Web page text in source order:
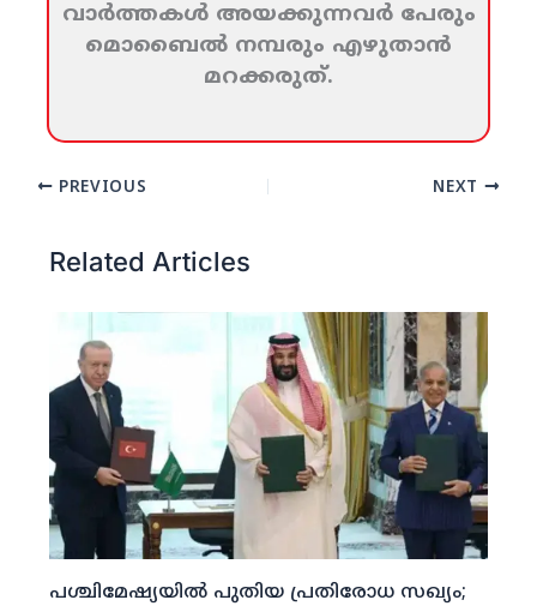
വാര്‍ത്തകള്‍ അയക്കുന്നവര്‍ പേരും
മൊബൈല്‍ നമ്പരും എഴുതാന്‍
മറക്കരുത്‌.
PREVIOUS NEXT
Related Articles
പശ്ചിമേഷ്യയില്‍ പുതിയ പ്രതിരോധ സഖ്യം;